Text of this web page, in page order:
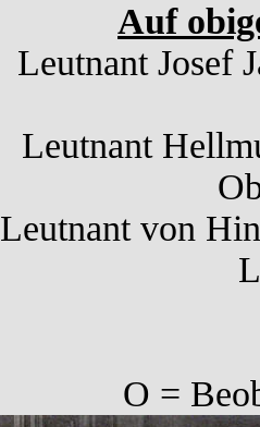
Auf
Leutnant Josef
Leutnant
Leutnant von
O =